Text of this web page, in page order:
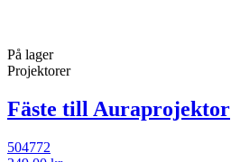
På lager
Projektorer
Fäste till Auraprojektor
504772